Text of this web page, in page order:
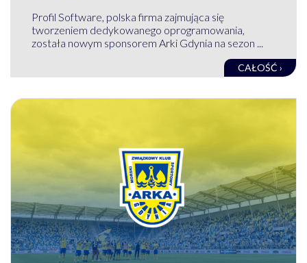
Profil Software, polska firma zajmująca się
tworzeniem dedykowanego oprogramowania,
została nowym sponsorem Arki Gdynia na sezon ...
CAŁOŚĆ ›